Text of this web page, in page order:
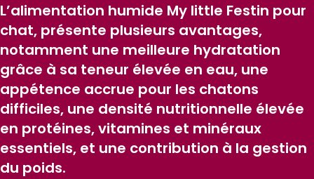
L’alimentation humide My little Festin pour
chat, présente plusieurs avantages,
notamment une meilleure hydratation
grâce à sa teneur élevée en eau, une
appétence accrue pour les chatons
difficiles, une densité nutritionnelle élevée
en protéines, vitamines et minéraux
essentiels, et une contribution à la gestion
du poids.